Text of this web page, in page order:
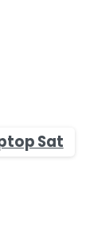
Sat